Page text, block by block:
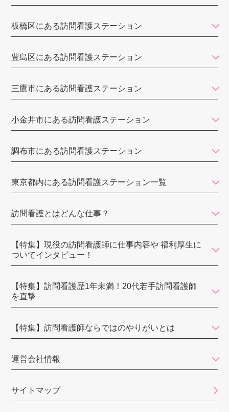
LCC訪問看護ステーション
グッド訪問看護ステーション
そらまめ訪問看護ステーション
訪問看護ステーション
バウム
まつり訪問看護ステーション
てとめ訪問看護ステーション江戸川
ゴルディロックス
stella訪問看護ステーション
さかいリハ訪問看護ステーション・東京
訪問看護ステーションすずめが丘
いちご訪問介護ステーション
アロハ・マナ訪問看護リハビリステーション
あわーず訪問看護リハビリステーション
すえひろ訪問看護ステーション
板橋区にある訪問看護ステーション
豊島区にある訪問看護ステーション
三鷹市にある訪問看護ステーション
小金井市にある訪問看護ステーション
調布市にある訪問看護ステーション
東京都内にある訪問看護ステーション一覧
訪問看護とはどんな仕事？
【特集】現役の訪問看護師に仕事内容や 福利厚生に
ついてインタビュー！
【特集】訪問看護歴1年未満！20代若手訪問看護師
を直撃
【特集】訪問看護師ならではのやりがいとは
運営会社情報
サイトマップ